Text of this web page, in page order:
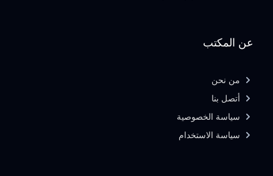
عن المكتب
من نحن
أتصل بنا
سياسة الخصوصية
سياسة الاستخدام